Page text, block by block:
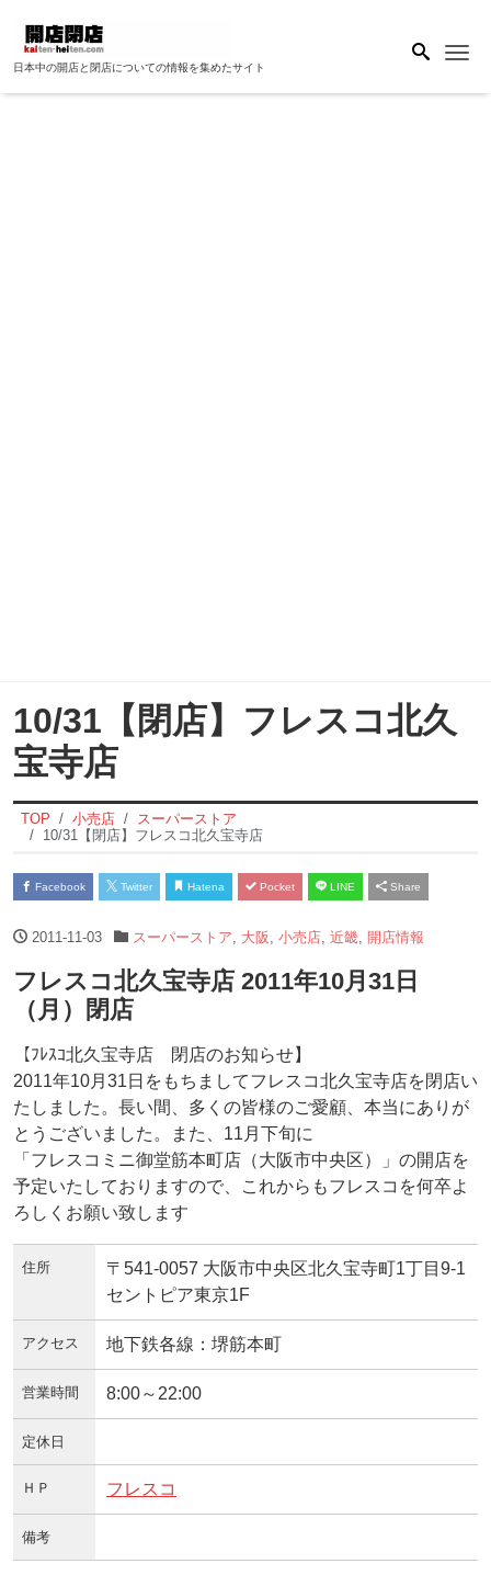
日本中の開店と閉店についての情報を集めたサイト
10/31【閉店】フレスコ北久
宝寺店
TOP 小売店
スーパーストア
10/31【閉店】フレスコ北久宝寺店
Facebook Twitter Hatena Pocket LINE Share
2011-11-03 スーパーストア 大阪 小売店, 近畿, 開店情報
フレスコ北久宝寺店 2011年10月31日
（月）閉店
【ﾌﾚｽｺ北久宝寺店 閉店のお知らせ】
2011年10月31日をもちましてフレスコ北久宝寺店を閉店い
たしました。長い間、多くの皆様のご愛顧、本当にありが
とうございました。また、11月下旬に
「フレスコミニ御堂筋本町店（大阪市中央区）」の開店を
予定いたしておりますので、これからもフレスコを何卒よ
ろしくお願い致します
住所
〒541-0057 大阪市中央区北久宝寺町1丁目9-1
セントピア東京1F
アクセス 地下鉄各線：堺筋本町
営業時間 8:00～22:00
定休日
ＨＰ フレスコ
備考